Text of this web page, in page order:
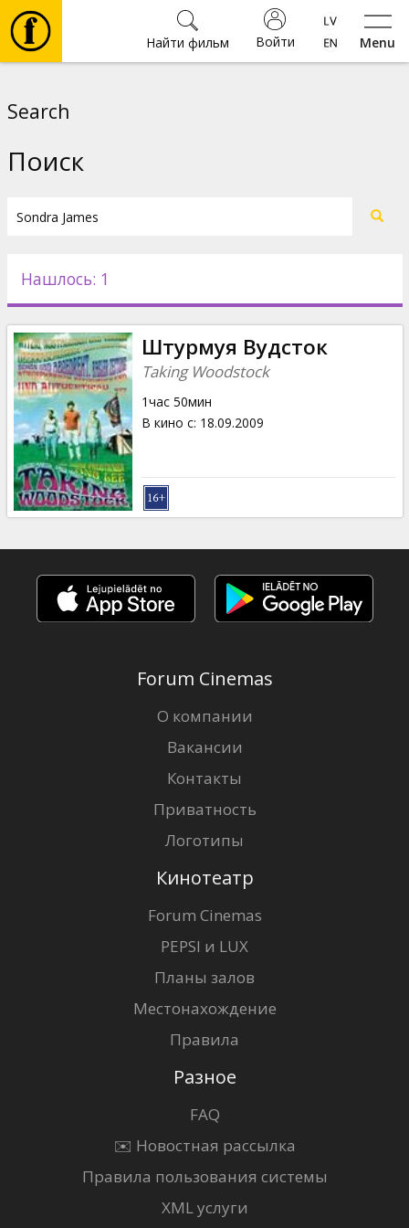
Menu
Войти
Найти фильм
Новости
Подарки
Кинозакуски
B2B
Клуб
Search
Поиск
Нашлось: 1
Штурмуя Вудсток
Taking Woodstock
1час 50мин
В кино с: 18.09.2009
Forum Cinemas
О компании
Вакансии
Контакты
Приватность
Логотипы
Кинотеатр
Forum Cinemas
PEPSI и LUX
Планы залов
Местонахождение
Правила
Разное
FAQ
✉️ Новостная рассылка
Правила пользования системы
XML услуги